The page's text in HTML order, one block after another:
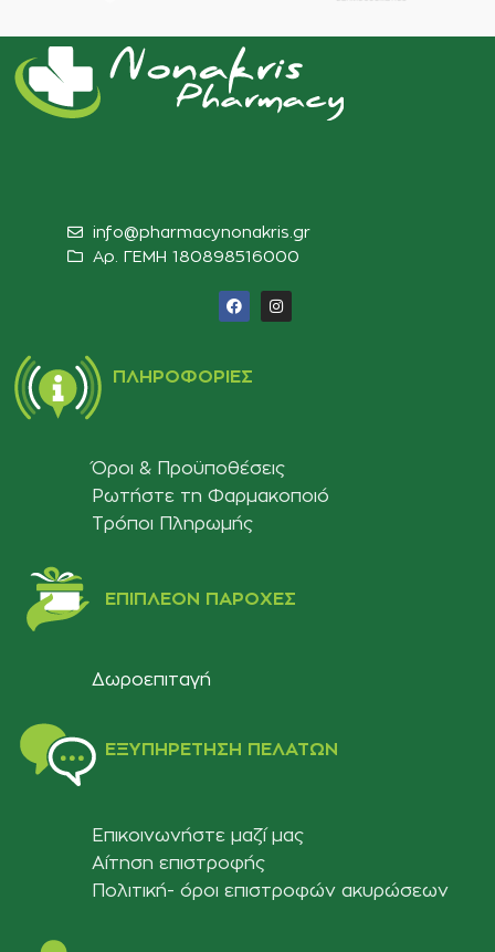
info@pharmacynonakris.gr
Αρ. ΓΕΜΗ 180898516000‬
ΠΛΗΡΟΦΟΡΊΕΣ
Όροι & Προϋποθέσεις
Ρωτήστε τη Φαρμακοποιό
Τρόποι Πληρωμής
ΕΠΙΠΛΈΟΝ ΠΑΡΟΧΈΣ
Δωροεπιταγή
ΕΞΥΠΗΡΈΤΗΣΗ ΠΕΛΑΤΏΝ
Επικοινωνήστε μαζί μας
Αίτηση επιστροφής
Πολιτική- όροι επιστροφών ακυρώσεων